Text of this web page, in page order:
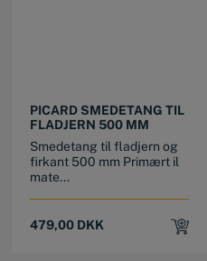
PICARD SMEDETANG TIL
FLADJERN 500 MM
Smedetang til fladjern og
firkant 500 mm Primært il
mate...
479,00 DKK